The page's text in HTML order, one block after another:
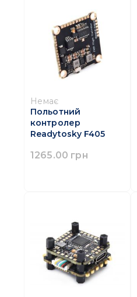
Немає
Польотний
контролер
Readytosky F405
1265.00 грн